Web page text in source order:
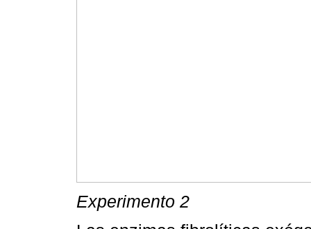
Experimento 2